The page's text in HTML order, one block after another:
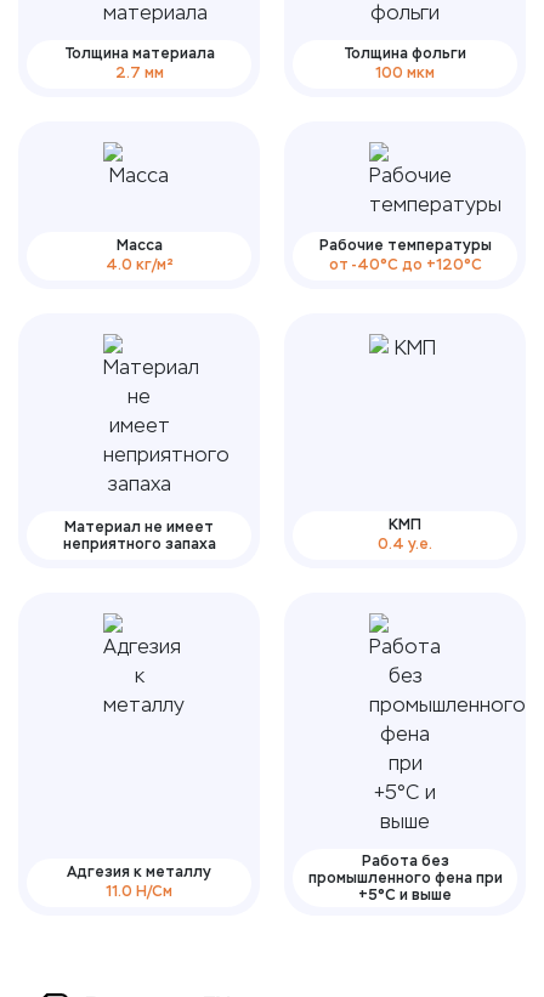
Толщина материала
2.7 мм
Толщина фольги
100 мкм
Масса
4.0 кг/м²
Рабочие температуры
от -40°С до +120°С
Материал не имеет
неприятного запаха
КМП
0.4 y.e.
Адгезия к металлу
11.0 Н/См
Работа без
промышленного фена при
+5°С и выше